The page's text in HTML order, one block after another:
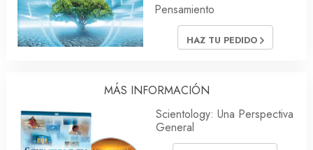
Pensamiento
HAZ TU PEDIDO
MÁS INFORMACIÓN
Scientology: Una Perspectiva
General